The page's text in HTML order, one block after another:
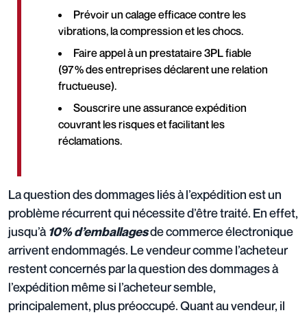
Prévoir un calage efficace contre les
vibrations, la compression et les chocs.
Faire appel à un prestataire 3PL fiable
(97 % des entreprises déclarent une relation
fructueuse).
Souscrire une assurance expédition
couvrant les risques et facilitant les
réclamations.
La question des dommages liés à l’expédition est un
problème récurrent qui nécessite d’être traité. En effet,
jusqu’à 10% d’emballagesde commerce électronique
arrivent endommagés. Le vendeur comme l’acheteur
restent concernés par la question des dommages à
l’expédition même si l’acheteur semble,
principalement, plus préoccupé. Quant au vendeur, il